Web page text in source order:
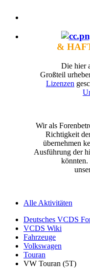
&
Die hier
Großteil
Lizenzen
Wir als
Richtigkeit
übernehmen
Ausführung der
könnten.
Alle Aktivitäten
Deutsches VCDS
VCDS Wiki
Fahrzeuge
Volkswagen
Touran
VW Touran (5T)